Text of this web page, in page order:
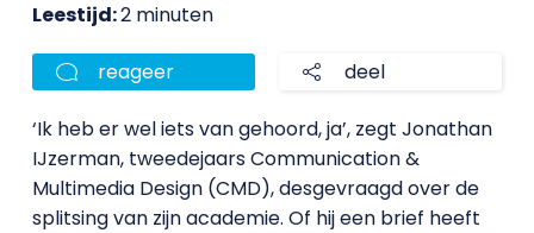
Leestijd:2 minuten
reageer deel
‘Ik heb er wel iets van gehoord, ja’, zegt Jonathan
IJzerman, tweedejaars Communication &
Multimedia Design (CMD), desgevraagd over de
splitsing van zijn academie. Of hij een brief heeft